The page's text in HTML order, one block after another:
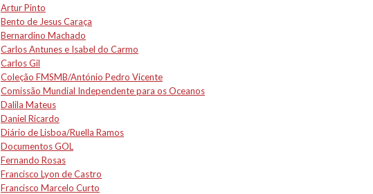
Artur Pinto
Bento de Jesus Caraça
Bernardino Machado
Carlos Antunes e Isabel do Carmo
Carlos Gil
Coleção FMSMB/António Pedro Vicente
Comissão Mundial Independente para os Oceanos
Dalila Mateus
Daniel Ricardo
Diário de Lisboa/Ruella Ramos
Documentos GOL
Fernando Rosas
Francisco Lyon de Castro
Francisco Marcelo Curto